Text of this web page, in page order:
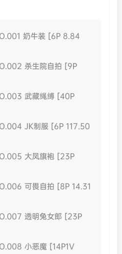
奶牛装 [6P 8.84
杀生院自拍 [9P
武藏绳缚 [40P
JK制服 [6P 117.50
大凤旗袍 [23P
可畏自拍 [8P 14.31
透明兔女郎 [23P
小恶魔 [14P1V